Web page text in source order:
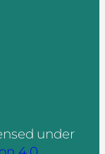
under